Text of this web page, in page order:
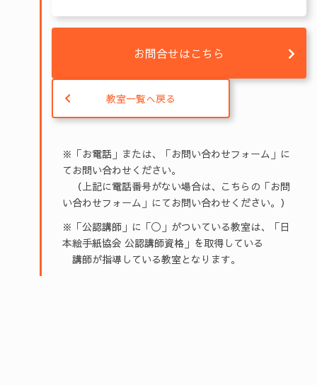
お問合せはこちら
教室一覧へ戻る
※「お電話」または、「お問い合わせフォーム」に
てお問い合わせください。
（上記に電話番号がない場合は、こちらの「お問
い合わせフォーム」にてお問い合わせください。）
※「公認講師」に「◯」がついている教室は、「日
本絵手紙協会 公認講師資格」を取得している
講師が指導している教室となります。